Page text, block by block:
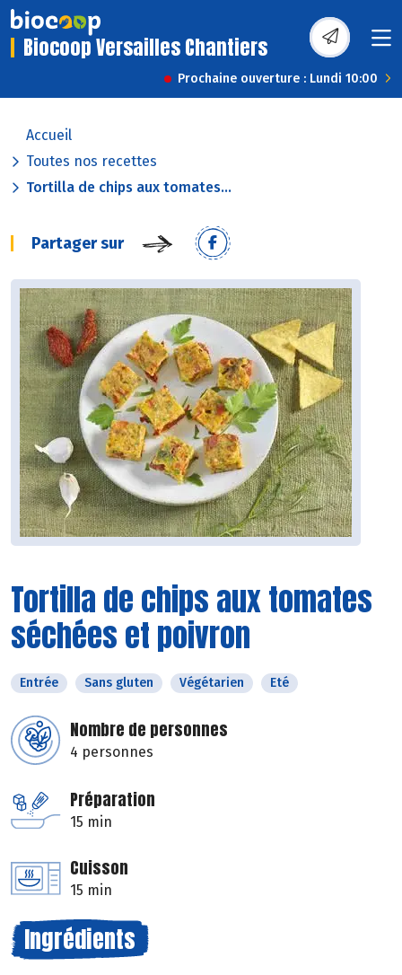
Biocoop Versailles Chantiers
Prochaine ouverture : Lundi 10:00
Accueil
Toutes nos recettes
Tortilla de chips aux tomates...
Partager sur
Tortilla de chips aux tomates
séchées et poivron
Entrée Sans gluten Végétarien Eté
Nombre de personnes
4 personnes
Préparation
15 min
Cuisson
15 min
Ingrédients